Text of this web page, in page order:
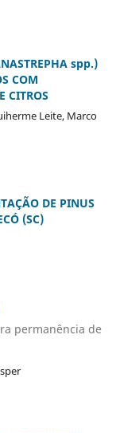
spp.)
COM
CITROS
Leite, Marco
DE PINUS
(SC)
permanência de